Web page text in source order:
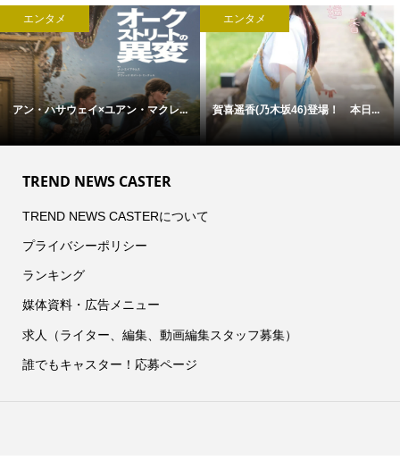
エンタメ
アン・ハサウェイ×ユアン・マクレ...
エンタメ
賀喜遥香(乃木坂46)登場！ 本日...
TREND NEWS CASTER
TREND NEWS CASTERについて
プライバシーポリシー
ランキング
媒体資料・広告メニュー
求人（ライター、編集、動画編集スタッフ募集）
誰でもキャスター！応募ページ